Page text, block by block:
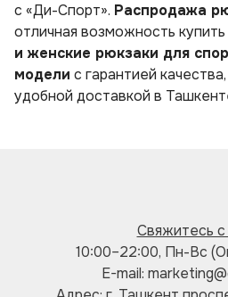
с «Ди-Спорт». Распродажа
отличная возможность
и женские рюкзаки для
модели с гарантией
удобной доставкой в
Свяжитесь
10:00–22:00, Пн-Вс
E-mail: